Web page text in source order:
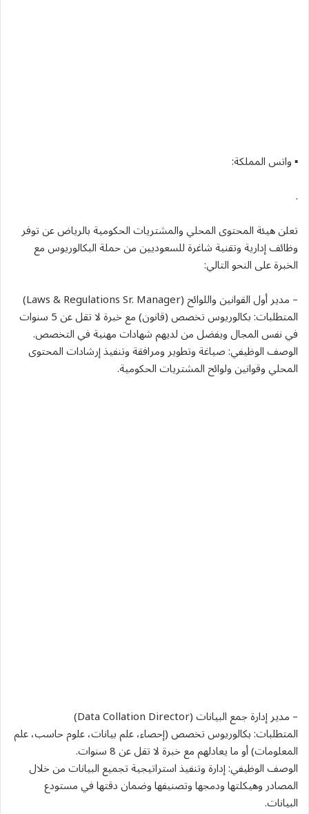
▪︎ واتس المملكة:
.
تعلن هيئة المحتوى المحلي والمشتريات الحكومية بالرياض عن توفر
وظائف إدارية وتقنية شاغرة للسعوديين من حملة البكالوريوس مع
الخبرة على النحو التالي:
– مدير أول القوانين واللوائح (Laws & Regulations Sr. Manager)
المتطلبات: بكالوريوس تخصص (قانون) مع خبرة لا تقل عن 5 سنوات
في نفس المجال ويفضل من لديهم شهادات مهنية في التخصص.
الوصف الوظيفي: صياغة وتطوير ومرافقة وتنفيذ إرشادات المحتوى
المحلي وقوانين ولوائح المشتريات الحكومية.
– مدير إدارة جمع البيانات (Data Collation Director)
المتطلبات: بكالوريوس تخصص (إحصاء، علم بيانات، علوم حاسب، علم
المعلومات) أو ما يعادلهم مع خبرة لا تقل عن 8 سنوات.
الوصف الوظيفي: إدارة وتنفيذ استراتيجية تجميع البيانات من خلال
المصادر وهيكلتها ودمجها وتصنيفها وضمان دقتها في مستودع
البيانات.